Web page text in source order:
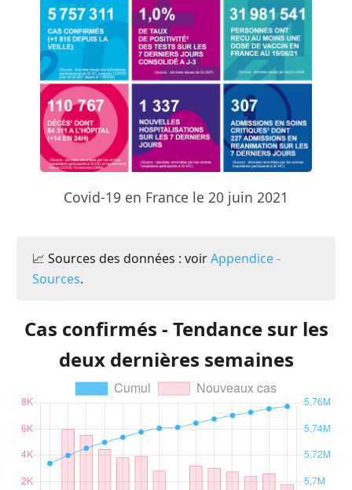
Covid-19 en France le 20 juin 2021
📈 Sources des données : voirAppendice -
Sources.
Cas confirmés - Tendance sur les
deux dernières semaines